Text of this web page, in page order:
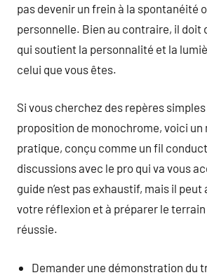
pas devenir un frein à la spontanéité
personnelle. Bien au contraire, il doit
qui soutient la personnalité et la
celui que vous êtes.
Si vous cherchez des repères
proposition de monochrome, voici un
pratique, conçu comme un fil
discussions avec le pro qui va vous
guide n’est pas exhaustif, mais il
votre réflexion et à préparer le
réussie.
Demander une démonstration du